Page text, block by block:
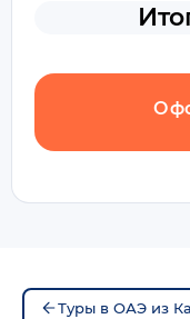
Туры в ОАЭ из